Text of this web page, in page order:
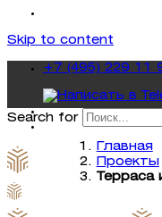
Skip to content
+7 (495) 229 11
Search for
Главная
Проекты
Терраса